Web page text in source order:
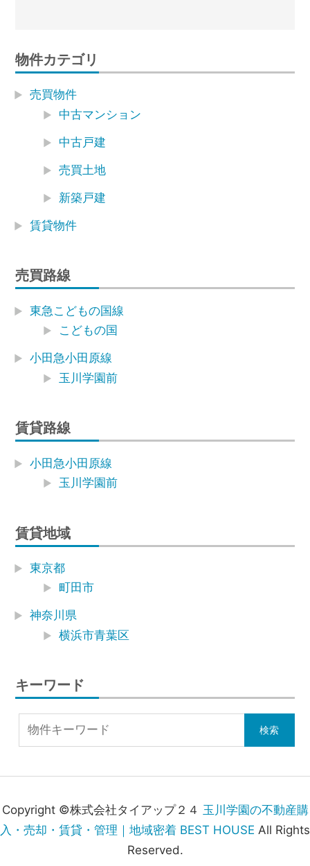
物件カテゴリ
売買物件
中古マンション
中古戸建
売買土地
新築戸建
賃貸物件
売買路線
東急こどもの国線
こどもの国
小田急小田原線
玉川学園前
賃貸路線
小田急小田原線
玉川学園前
賃貸地域
東京都
町田市
神奈川県
横浜市青葉区
キーワード
Copyright ©株式会社タイアップ２４ 玉川学園の不動産購
入・売却・賃貸・管理｜地域密着 BEST HOUSE All Rights
Reserved.